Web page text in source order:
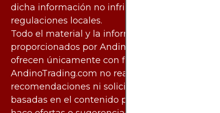
dicha información no infringe leyes o
regulaciones locales.
Todo el material y la información
proporcionados por AndinoTrading.com se
ofrecen únicamente con fines informativos.
AndinoTrading.com no realiza
recomendaciones ni solicita acciones
basadas en el contenido proporcionado, ni